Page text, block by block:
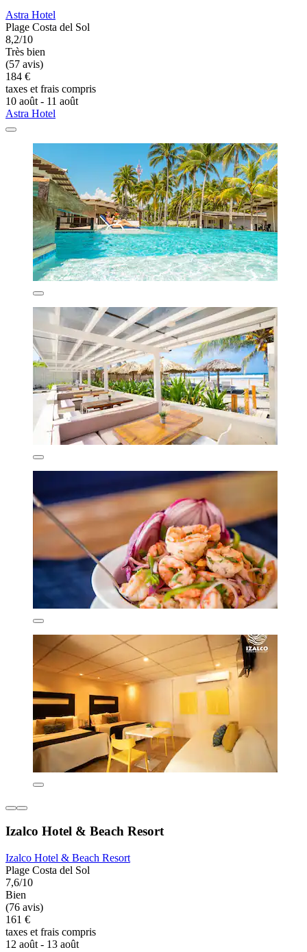
Astra Hotel
Plage Costa del Sol
8,2/10
Très bien
(57 avis)
184 €
taxes et frais compris
10 août - 11 août
Astra Hotel
Izalco Hotel & Beach Resort
Izalco Hotel & Beach Resort
Plage Costa del Sol
7,6/10
Bien
(76 avis)
161 €
taxes et frais compris
12 août - 13 août